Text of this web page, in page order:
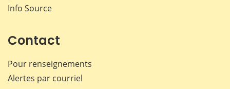
Info Source
Contact
Pour renseignements
Alertes par courriel